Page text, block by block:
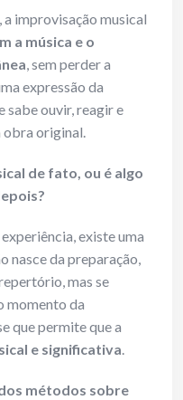
a improvisação musical
a música e o
, sem perder a
expressão da
sabe ouvir, reagir e
obra original.
de fato, ou é algo
existe uma
nasce da preparação,
mas se
momento da
que permite que a
e significativa.
métodos sobre